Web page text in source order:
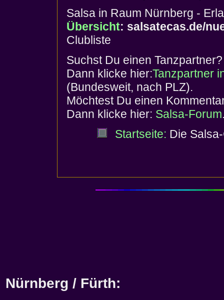
Salsa in Raum Nürnberg -
Übersicht: salsatecas.de/
Clubliste
Suchst Du einen Tanzpartner?
Dann klicke hier:Tanzpartner
(Bundesweit, nach PLZ).
Möchtest Du einen
Dann klicke hier: Salsa-Forum
Startseite: Die
Nürnberg / Fürth: